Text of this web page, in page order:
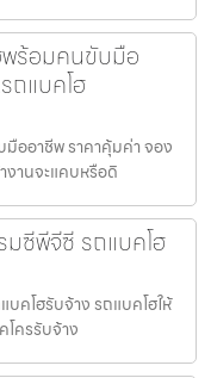
พร้อมคนขับมือ
ถแบคโฮ
ออาชีพ ราคาคุ้มค่า จอง
านจะแคบหรือดิ
ซีพีจีซี รถแบคโฮ
คโฮรับจ้าง รถแบคโฮให้
โครรับจ้าง